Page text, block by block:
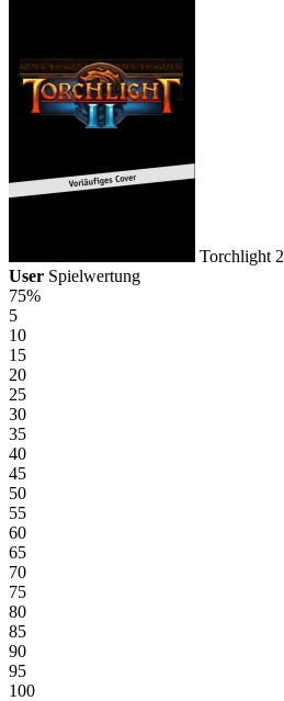
Torchlight 2
User Spielwertung
75%
5
10
15
20
25
30
35
40
45
50
55
60
65
70
75
80
85
90
95
100